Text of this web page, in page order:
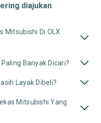
diajukan
Mitsubishi Di OLX
Banyak Dicari?
Layak Dibeli?
Mitsubishi Yang